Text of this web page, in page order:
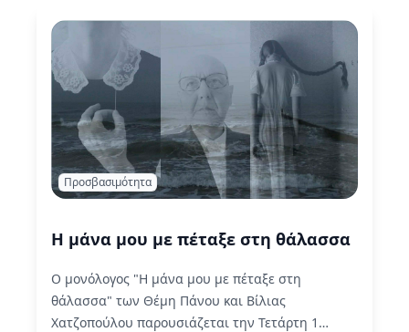
Προσβασιμότητα
Η μάνα μου με πέταξε στη θάλασσα
Ο μονόλογος "Η μάνα μου με πέταξε στη
θάλασσα" των Θέμη Πάνου και Βίλιας
Χατζοπούλου παρουσιάζεται την Τετάρτη 1